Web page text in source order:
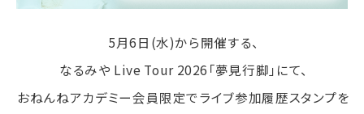
5月6日(水)から開催する、
なるみや Live Tour 2026「夢見行脚」にて、
おねんねアカデミー会員限定でライブ参加履歴スタンプを